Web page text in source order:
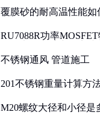
覆膜砂的耐高温性能如
RU7088R功率
不锈钢通风 管道施工
201不锈钢重量计算方
M20螺纹大径和小径是